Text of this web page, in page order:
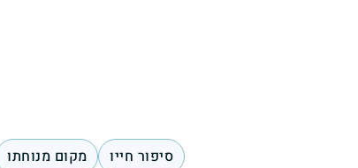
סיפור חייו מקום מנוחתו